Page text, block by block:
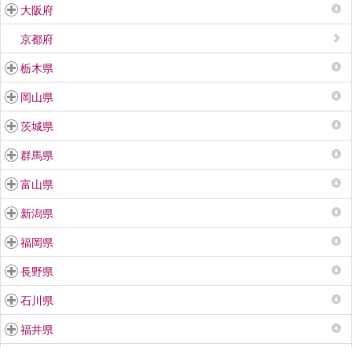
大阪府
京都府
栃木県
岡山県
茨城県
群馬県
富山県
新潟県
福岡県
長野県
石川県
福井県